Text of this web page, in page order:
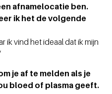
afnamelocatie ben.
ik het de volgende
ik vind het ideaal dat ik mijn
je af te melden als je
bloed of plasma geeft.